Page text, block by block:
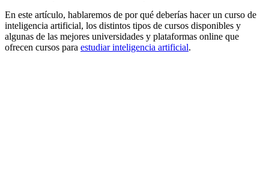
En este artículo, hablaremos de por qué deberías hacer un curso de
inteligencia artificial, los distintos tipos de cursos disponibles y
algunas de las mejores universidades y plataformas online que
ofrecen cursos para estudiar inteligencia artificial.